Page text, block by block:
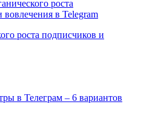
роста подписчиков и
в Телеграм – 6 вариантов